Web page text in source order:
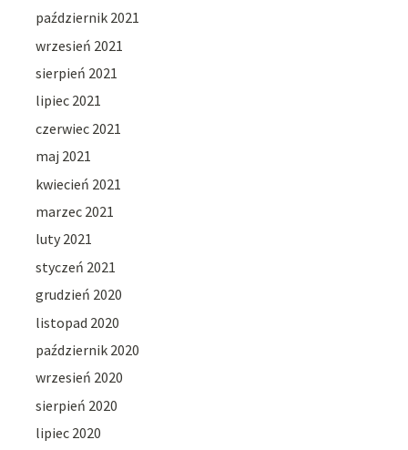
październik 2021
wrzesień 2021
sierpień 2021
lipiec 2021
czerwiec 2021
maj 2021
kwiecień 2021
marzec 2021
luty 2021
styczeń 2021
grudzień 2020
listopad 2020
październik 2020
wrzesień 2020
sierpień 2020
lipiec 2020